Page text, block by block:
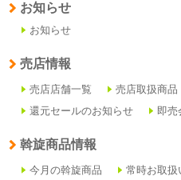
お知らせ
お知らせ
売店情報
売店店舗一覧 売店取扱商品
還元セールのお知らせ
即売
斡旋商品情報
今月の斡旋商品 常時お取扱